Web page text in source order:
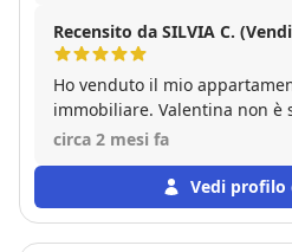
Recensito da SILVIA C.
Ho venduto il mio
immobiliare. Valentina non è
professionista ma ha
competenze. Oltretutto è
entrambe le parti. La
circa 2 mesi fa
Vedi profilo